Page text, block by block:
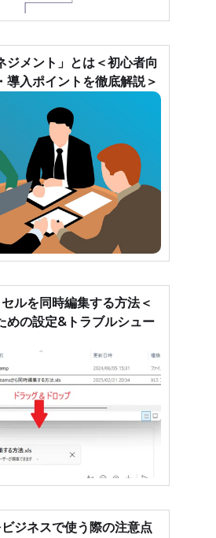
ジメント」とは＜初心者向
導入ポイントを徹底解説＞
ルを同時編集する方法＜
めの設定&トラブルシュー
ジネスで使う際の注意点